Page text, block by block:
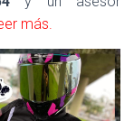
más.